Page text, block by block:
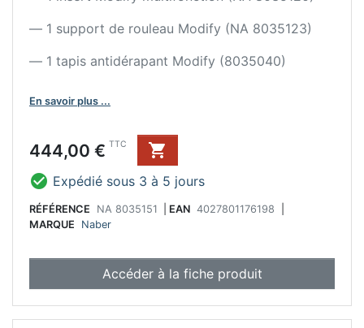
— 1 support de rouleau Modify (NA 8035123)
— 1 tapis antidérapant Modify (8035040)
En savoir plus ...
Prix
444,00 € TTC

 Expédié sous 3 à 5 jours
RÉFÉRENCE NA 8035151 EAN 4027801176198
MARQUE
Naber
Accéder à la fiche produit